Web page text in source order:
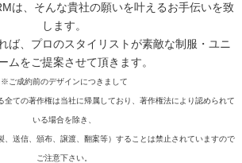
は、そんな貴社の願いを叶えるお手伝いを致
します。
ば、プロのスタイリストが素敵な制服・ユニ
ムをご提案させて頂きます。
※ご成約前のデザインにつきまして
全ての著作権は当社に帰属しており、著作権法により認められて
いる場合を除き、
、送信、頒布、譲渡、翻案等）することは禁止されていますので
ご注意下さい。